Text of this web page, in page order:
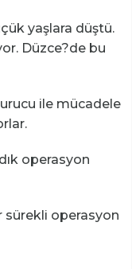
yaşlara düştü.
Düzce?de bu
ile mücadele
operasyon
sürekli operasyon